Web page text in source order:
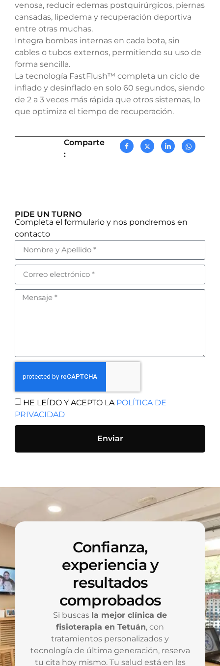
venosa, reducir edemas postquirúrgicos, piernas
cansadas, lipedema y recuperación deportiva
entre otras muchas.
Integra bombas internas en cada bota, sin
cables o tubos externos, permitiendo su uso de
forma sencilla.
La tecnología FastFlush™ completa un ciclo de
inflado y desinflado en solo 60 segundos, siendo
de 2 a 3 veces más rápida que otros sistemas, lo
que optimiza el tiempo de recuperación.
Comparte
:
PIDE UN TURNO
Completa el formulario y nos pondremos en
contacto
HE LEÍDO Y ACEPTO LA POLÍTICA DE
PRIVACIDAD
Enviar
Confianza,
experiencia y
resultados
comprobados
Si buscas la mejor clínica de
fisioterapia en Tetuán, con
tratamientos personalizados y
tecnología de última generación, reserva
tu cita hoy mismo. Tu salud está en las